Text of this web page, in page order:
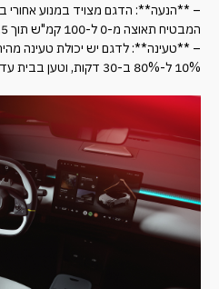
המבטיח תאוצה מ-0 ל-100 קמ"ש תוך 5.5 שניות.
10% ל-80% ב-30 דקות, וטען בבית עד 100% בתוך כ-4.5 שעות.